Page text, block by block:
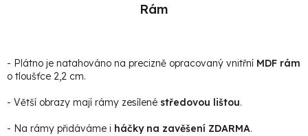
Rám
- Plátno je natahováno na precizně opracovaný vnitřní MDF rám
o tloušťce 2,2 cm.
- Větší obrazy mají rámy zesílené středovou lištou.
- Na rámy přidáváme i háčky na zavěšení ZDARMA.